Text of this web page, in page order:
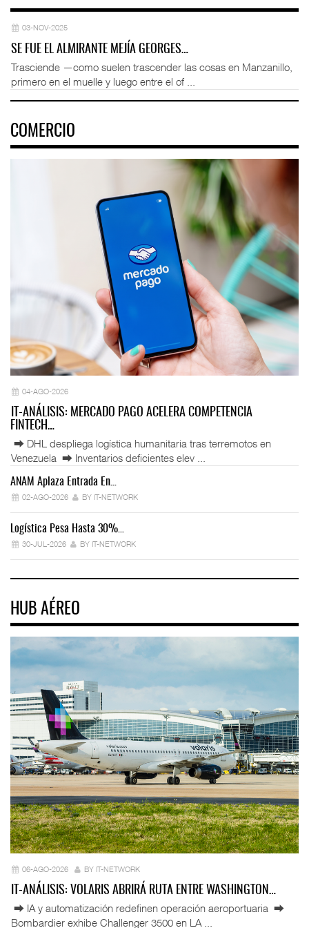
03-NOV-2025
SE FUE EL ALMIRANTE MEJÍA GEORGES…
Trasciende —como suelen trascender las cosas en Manzanillo,
primero en el muelle y luego entre el of ...
COMERCIO
04-AGO-2026
IT-ANÁLISIS: MERCADO PAGO ACELERA COMPETENCIA
FINTECH…
⮕ DHL despliega logística humanitaria tras terremotos en
Venezuela ⮕ Inventarios deficientes elev ...
ANAM Aplaza Entrada En…
02-AGO-2026 BY IT-NETWORK
Logística Pesa Hasta 30%…
30-JUL-2026 BY IT-NETWORK
HUB AÉREO
06-AGO-2026 BY IT-NETWORK
IT-ANÁLISIS: VOLARIS ABRIRÁ RUTA ENTRE WASHINGTON…
⮕ IA y automatización redefinen operación aeroportuaria ⮕
Bombardier exhibe Challenger 3500 en LA ...